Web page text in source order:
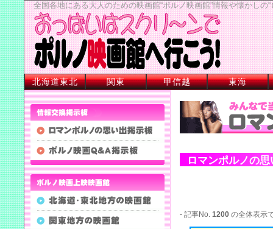
全国各地にある大人のための映画館“ポルノ映画館”情報や懐かし
ロマンポルノの
- 記事No. 1200 の全体表示
北海道東北 関東 甲信越 東海